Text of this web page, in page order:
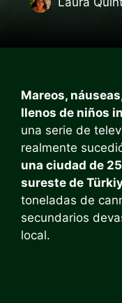
Mareos,
llenos de niños
una serie de
realmente
una ciudad de
sureste de
toneladas de
secundarios
local.